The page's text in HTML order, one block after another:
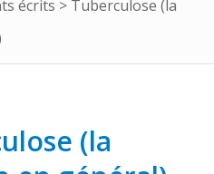
écrits > Tuberculose (la
(la